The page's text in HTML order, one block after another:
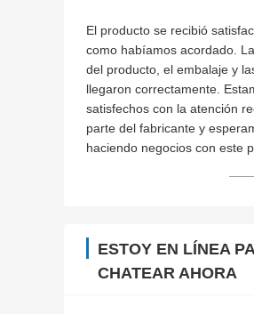
El producto se recibió
como habíamos acordado.
del producto, el embalaje y
llegaron correctamente.
satisfechos con la atención
parte del fabricante y
haciendo negocios con este
——
ESTOY EN LÍNEA
CHATEAR AHORA